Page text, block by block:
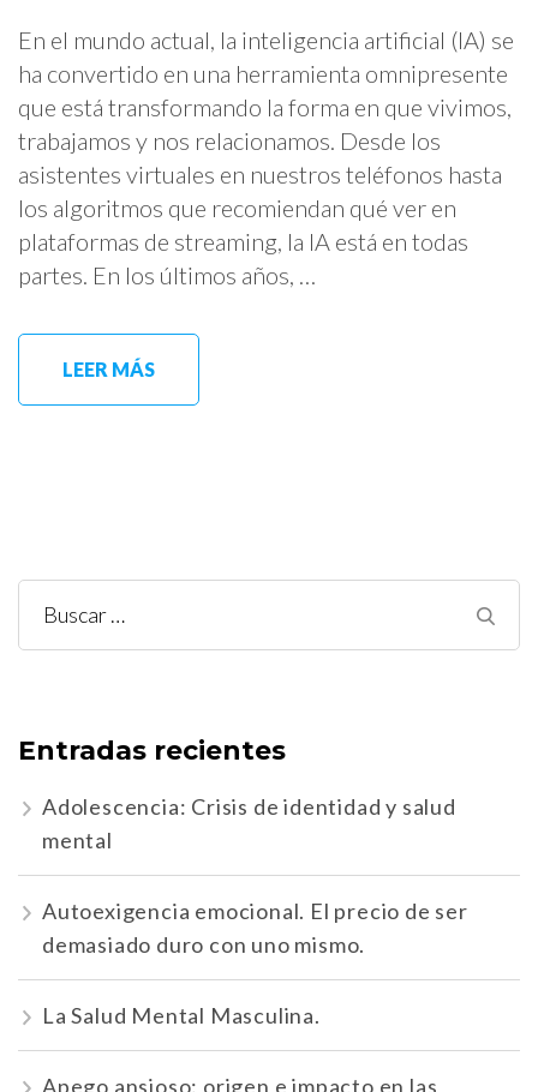
En el mundo actual, la inteligencia artificial (IA) se
ha convertido en una herramienta omnipresente
que está transformando la forma en que vivimos,
trabajamos y nos relacionamos. Desde los
asistentes virtuales en nuestros teléfonos hasta
los algoritmos que recomiendan qué ver en
plataformas de streaming, la IA está en todas
partes. En los últimos años, …
LEER MÁS
Buscar:
Entradas recientes
Adolescencia: Crisis de identidad y salud
mental
Autoexigencia emocional. El precio de ser
demasiado duro con uno mismo.
La Salud Mental Masculina.
Apego ansioso: origen e impacto en las